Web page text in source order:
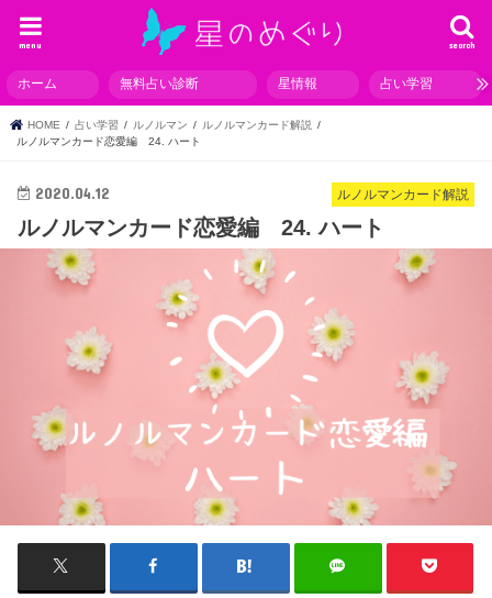
search
menu
ホーム 無料占い診断 星情報 占い学習
HOME 占い学習 ルノルマン
ルノルマンカード解説
ルノルマンカード恋愛編 24. ハート
ルノルマンカード解説
2020.04.12
ルノルマンカード恋愛編 24. ハート